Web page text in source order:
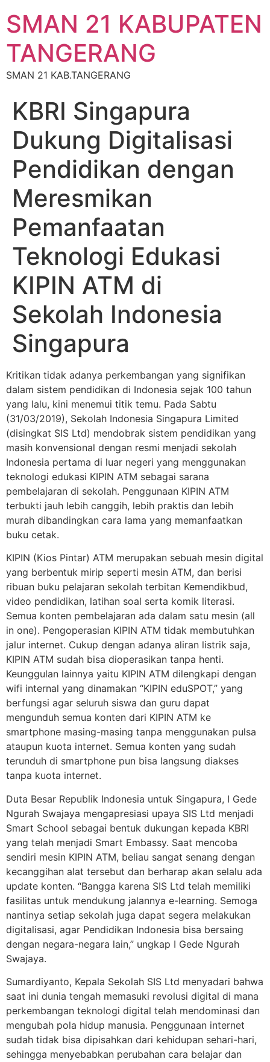
SMAN 21 KABUPATEN
TANGERANG
SMAN 21 KAB.TANGERANG
KBRI Singapura
Dukung Digitalisasi
Pendidikan dengan
Meresmikan
Pemanfaatan
Teknologi Edukasi
KIPIN ATM di
Sekolah Indonesia
Singapura
Kritikan tidak adanya perkembangan yang signifikan
dalam sistem pendidikan di Indonesia sejak 100 tahun
yang lalu, kini menemui titik temu. Pada Sabtu
(31/03/2019), Sekolah Indonesia Singapura Limited
(disingkat SIS Ltd) mendobrak sistem pendidikan yang
masih konvensional dengan resmi menjadi sekolah
Indonesia pertama di luar negeri yang menggunakan
teknologi edukasi KIPIN ATM sebagai sarana
pembelajaran di sekolah. Penggunaan KIPIN ATM
terbukti jauh lebih canggih, lebih praktis dan lebih
murah dibandingkan cara lama yang memanfaatkan
buku cetak.
KIPIN (Kios Pintar) ATM merupakan sebuah mesin digital
yang berbentuk mirip seperti mesin ATM, dan berisi
ribuan buku pelajaran sekolah terbitan Kemendikbud,
video pendidikan, latihan soal serta komik literasi.
Semua konten pembelajaran ada dalam satu mesin (all
in one). Pengoperasian KIPIN ATM tidak membutuhkan
jalur internet. Cukup dengan adanya aliran listrik saja,
KIPIN ATM sudah bisa dioperasikan tanpa henti.
Keunggulan lainnya yaitu KIPIN ATM dilengkapi dengan
wifi internal yang dinamakan “KIPIN eduSPOT,” yang
berfungsi agar seluruh siswa dan guru dapat
mengunduh semua konten dari KIPIN ATM ke
smartphone masing-masing tanpa menggunakan pulsa
ataupun kuota internet. Semua konten yang sudah
terunduh di smartphone pun bisa langsung diakses
tanpa kuota internet.
Duta Besar Republik Indonesia untuk Singapura, I Gede
Ngurah Swajaya mengapresiasi upaya SIS Ltd menjadi
Smart School sebagai bentuk dukungan kepada KBRI
yang telah menjadi Smart Embassy. Saat mencoba
sendiri mesin KIPIN ATM, beliau sangat senang dengan
kecanggihan alat tersebut dan berharap akan selalu ada
update konten. “Bangga karena SIS Ltd telah memiliki
fasilitas untuk mendukung jalannya e-learning. Semoga
nantinya setiap sekolah juga dapat segera melakukan
digitalisasi, agar Pendidikan Indonesia bisa bersaing
dengan negara-negara lain,” ungkap I Gede Ngurah
Swajaya.
Sumardiyanto, Kepala Sekolah SIS Ltd menyadari bahwa
saat ini dunia tengah memasuki revolusi digital di mana
perkembangan teknologi digital telah mendominasi dan
mengubah pola hidup manusia. Penggunaan internet
sudah tidak bisa dipisahkan dari kehidupan sehari-hari,
sehingga menyebabkan perubahan cara belajar dan